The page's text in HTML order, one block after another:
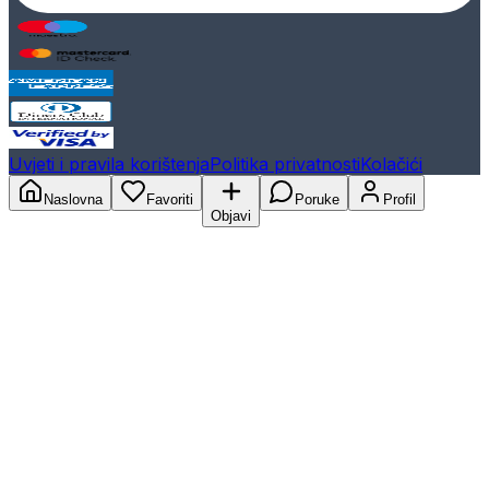
Uvjeti i pravila korištenjaPolitika privatnostiKolačići
Naslovna
Favoriti
Objavi
Poruke Profil